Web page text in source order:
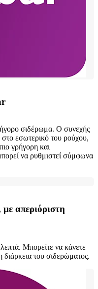
σιδέρωμα. Ο συνεχής
στο εσωτερικό του ρούχου,
γρήγορη και
να ρυθμιστεί σύμφωνα
απεριόριστη
Μπορείτε να κάνετε
του σιδερώματος.